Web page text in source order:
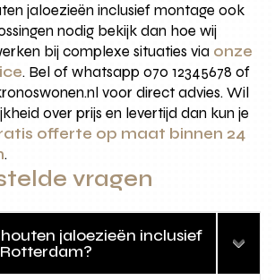
jaloezieën inclusief montage ook
nodig bekijk dan hoe wij
bij complexe situaties via onze
. Bel of whatsapp 070 12345678 of
voor direct advies. Wil
over prijs en levertijd dan kun je
offerte op maat binnen 24
.
vragen
jaloezieën inclusief